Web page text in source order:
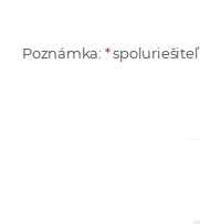
Poznámka: *spoluriešiteľ